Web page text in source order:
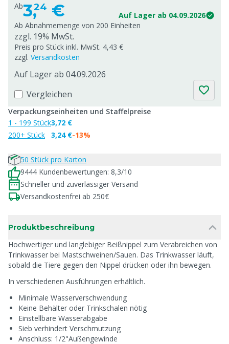
Ab3,24 €
Auf Lager ab 04.09.2026
Ab Abnahmemenge von 200 Einheiten
zzgl. 19% MwSt.
Preis pro Stück inkl. MwSt. 4,43 €
zzgl. Versandkosten
Auf Lager ab 04.09.2026
Vergleichen
Verpackungseinheiten und Staffelpreise
1 - 199 Stück
200+ Stück
3,72 €
3,24 €-13%
50 Stück pro Karton
9444 Kundenbewertungen: 8,3/10
Schneller und zuverlässiger Versand
Versandkostenfrei ab 250€
Produktbeschreibung
Hochwertiger und langlebiger Beißnippel zum Verabreichen von
Trinkwasser bei Mastschweinen/Sauen. Das Trinkwasser läuft,
sobald die Tiere gegen den Nippel drücken oder ihn bewegen.
In verschiedenen Ausführungen erhältlich.
Minimale Wasserverschwendung
Keine Behälter oder Trinkschalen nötig
Einstellbare Wasserabgabe
Sieb verhindert Verschmutzung
Anschluss: 1/2"Außengewinde